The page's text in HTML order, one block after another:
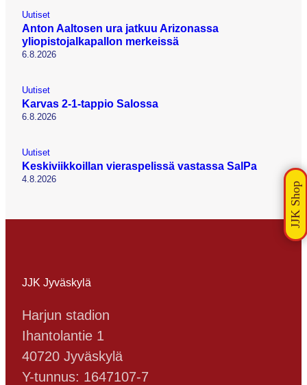
Uutiset
Anton Aaltosen ura jatkuu Arizonassa
yliopistojalkapallon merkeissä
6.8.2026
Uutiset
Karvas 2-1-tappio Salossa
6.8.2026
Uutiset
Keskiviikkoillan vieraspelissä vastassa SalPa
4.8.2026
JJK Jyväskylä
Harjun stadion
Ihantolantie 1
40720 Jyväskylä
Y-tunnus: 1647107-7